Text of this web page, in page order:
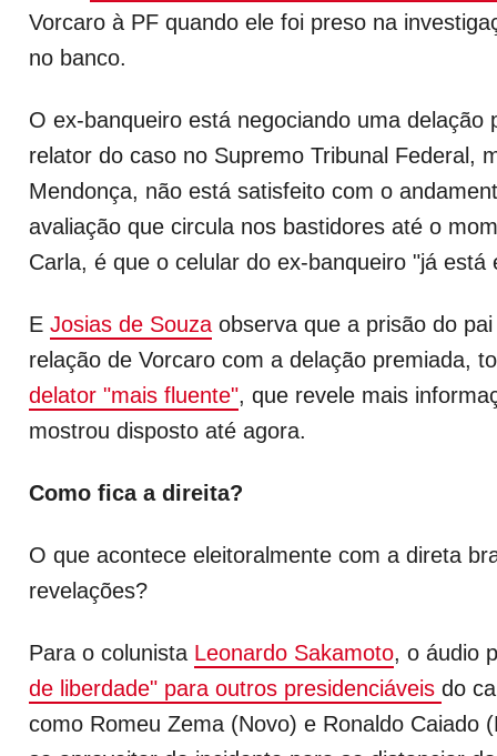
Vorcaro à PF quando ele foi preso na
no banco.
O ex-banqueiro está negociando uma delação
relator do caso no Supremo Tribunal Federal,
Mendonça, não está satisfeito com o
avaliação que circula nos bastidores até o
Carla, é que o celular do ex-banqueiro "já está
E Josias de Souza observa que a prisão do
relação de Vorcaro com a delação premiada,
delator "mais fluente", que revele mais
mostrou disposto até agora.
Como fica a direita?
O que acontece eleitoralmente com a direta
revelações?
Para o colunista Leonardo Sakamoto, o áudio
de liberdade" para outros presidenciáveis do
como Romeu Zema (Novo) e Ronaldo Caiado